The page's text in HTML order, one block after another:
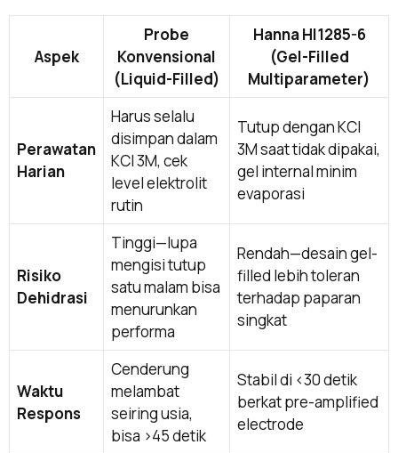
Aspek
Probe
Konvensional
(Liquid-Filled)
Hanna HI1285-6
(Gel-Filled
Multiparameter)
Perawatan
Harian
Harus selalu
disimpan dalam
KCl 3M, cek
level elektrolit
rutin
Tutup dengan KCl
3M saat tidak dipakai,
gel internal minim
evaporasi
Risiko
Dehidrasi
Tinggi—lupa
mengisi tutup
satu malam bisa
menurunkan
performa
Rendah—desain gel-
filled lebih toleran
terhadap paparan
singkat
Waktu
Respons
Cenderung
melambat
seiring usia,
bisa >45 detik
Stabil di <30 detik
berkat pre-amplified
electrode